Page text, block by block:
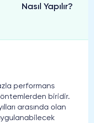
Nasıl Yapılır?
performans
biridir.
arasında olan